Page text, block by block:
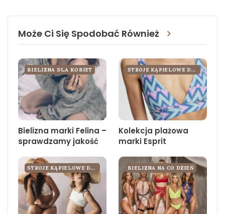
Może Ci Się Spodobać Również
BIELIZNA DLA KOBIET
Bielizna marki Felina –
sprawdzamy jakość
STROJE KĄPIELOWE DLA KOBIET
Kolekcja plażowa
marki Esprit
STROJE KĄPIELOWE DLA KOBIET BIELIZNA NA CO DZIEŃ